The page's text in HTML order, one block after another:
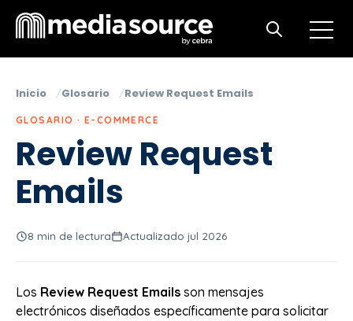
Open
Open search
Inicio Glosario Review Request Emails
GLOSARIO · E-COMMERCE
Review Request
Emails
8 min de lectura Actualizado jul 2026
Los Review Request Emails son mensajes
electrónicos diseñados específicamente para solicitar